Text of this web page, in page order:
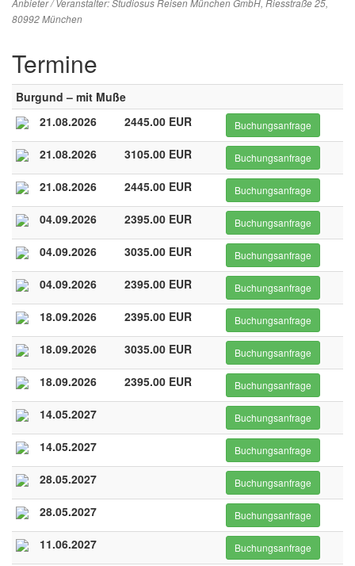
Anbieter / Veranstalter:Studiosus Reisen München GmbH, Riesstraße 25,
80992 München
Termine
Burgund – mit Muße
21.08.2026
2445.00 EUR Buchungsanfrage
21.08.2026 3105.00 EUR Buchungsanfrage
21.08.2026 2445.00 EUR Buchungsanfrage
04.09.2026 2395.00 EUR Buchungsanfrage
04.09.2026 3035.00 EUR Buchungsanfrage
04.09.2026 2395.00 EUR Buchungsanfrage
18.09.2026 2395.00 EUR Buchungsanfrage
18.09.2026 3035.00 EUR Buchungsanfrage
18.09.2026 2395.00 EUR Buchungsanfrage
14.05.2027 Buchungsanfrage
14.05.2027 Buchungsanfrage
28.05.2027 Buchungsanfrage
28.05.2027 Buchungsanfrage
11.06.2027 Buchungsanfrage